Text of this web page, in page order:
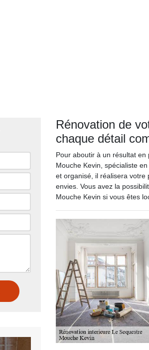
Rénovation de
chaque détail
Pour aboutir à un résultat
Mouche Kevin, spécialiste
et organisé, il réalisera votre
envies. Vous avez la
Mouche Kevin si vous êtes